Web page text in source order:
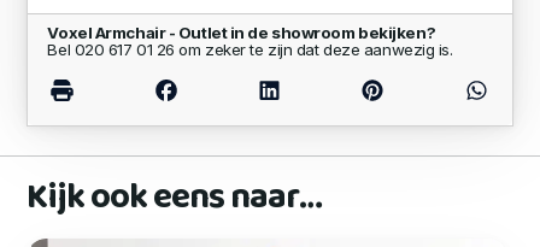
Voxel Armchair - Outlet in de showroom bekijken?
Bel 020 617 01 26 om zeker te zijn dat deze aanwezig is.
Kijk ook eens naar…